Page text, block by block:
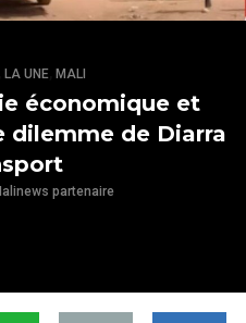
LA UNE, MALI
économique et
de Diarra
partenaire